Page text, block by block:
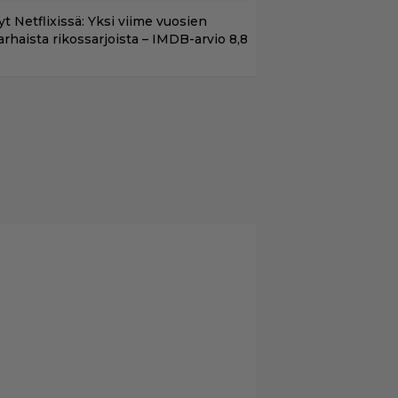
Netflixissä: Yksi viime vuosien
rikossarjoista – IMDB-arvio 8,8